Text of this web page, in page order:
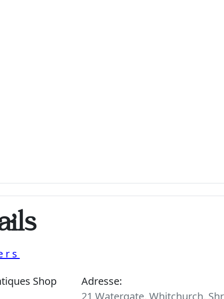
Shop
Adresse:
21 Watergate, Whitchurch,